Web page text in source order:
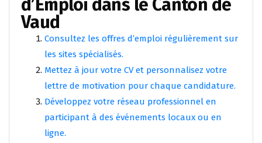
d’Emploi dans le Canton de
Vaud
Consultez les offres d’emploi régulièrement sur
les sites spécialisés.
Mettez à jour votre CV et personnalisez votre
lettre de motivation pour chaque candidature.
Développez votre réseau professionnel en
participant à des événements locaux ou en
ligne.